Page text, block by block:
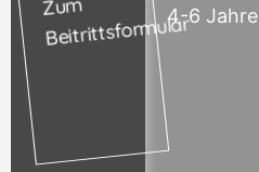
4-6 Jahre
Zum
Beitrittsformular